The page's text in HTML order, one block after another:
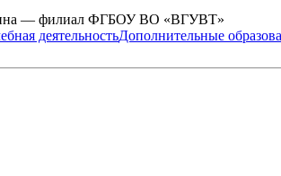
— филиал ФГБОУ ВО «ВГУВТ»
деятельностьДополнительные